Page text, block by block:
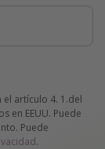
artículo 4. 1.del
en EEUU. Puede
Puede
.